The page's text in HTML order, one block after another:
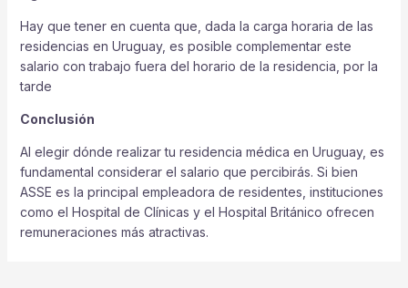
Hay que tener en cuenta que, dada la carga horaria de las
residencias en Uruguay, es posible complementar este
salario con trabajo fuera del horario de la residencia, por la
tarde
Conclusión
Al elegir dónde realizar tu residencia médica en Uruguay, es
fundamental considerar el salario que percibirás. Si bien
ASSE es la principal empleadora de residentes, instituciones
como el Hospital de Clínicas y el Hospital Británico ofrecen
remuneraciones más atractivas.